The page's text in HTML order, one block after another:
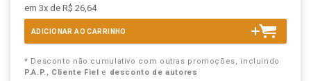
em 3x de R$ 26,64
ADICIONAR AO CARRINHO
* Desconto não cumulativo com outras promoções, incluindo
P.A.P., Cliente Fiel e desconto de autores